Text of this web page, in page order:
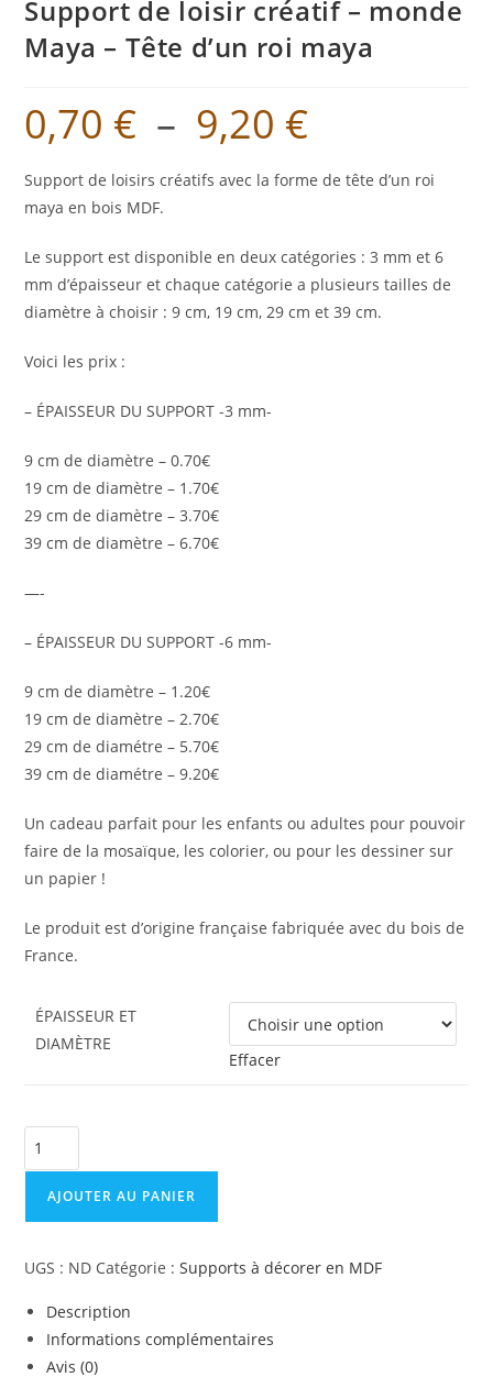
Support de loisir créatif – monde
Maya – Tête d’un roi maya
0,70 € – 9,20 €Plage
à
9,20 €
Support de loisirs créatifs avec la forme de tête d’un roi
maya en bois MDF.
Le support est disponible en deux catégories : 3 mm et 6
mm d’épaisseur et chaque catégorie a plusieurs tailles de
diamètre à choisir : 9 cm, 19 cm, 29 cm et 39 cm.
Voici les prix :
– ÉPAISSEUR DU SUPPORT -3 mm-
9 cm de diamètre – 0.70€
19 cm de diamètre – 1.70€
29 cm de diamètre – 3.70€
39 cm de diamètre – 6.70€
—-
– ÉPAISSEUR DU SUPPORT -6 mm-
9 cm de diamètre – 1.20€
19 cm de diamètre – 2.70€
29 cm de diamétre – 5.70€
39 cm de diamétre – 9.20€
Un cadeau parfait pour les enfants ou adultes pour pouvoir
faire de la mosaïque, les colorier, ou pour les dessiner sur
un papier !
Le produit est d’origine française fabriquée avec du bois de
France.
ÉPAISSEUR ET
DIAMÈTRE
Effacer
quantité
de
Support
de
créatif
monde
Maya
AJOUTER AU PANIER
UGS : ND Catégorie :Supports à décorer en MDF
Description
Informations complémentaires
Avis (0)